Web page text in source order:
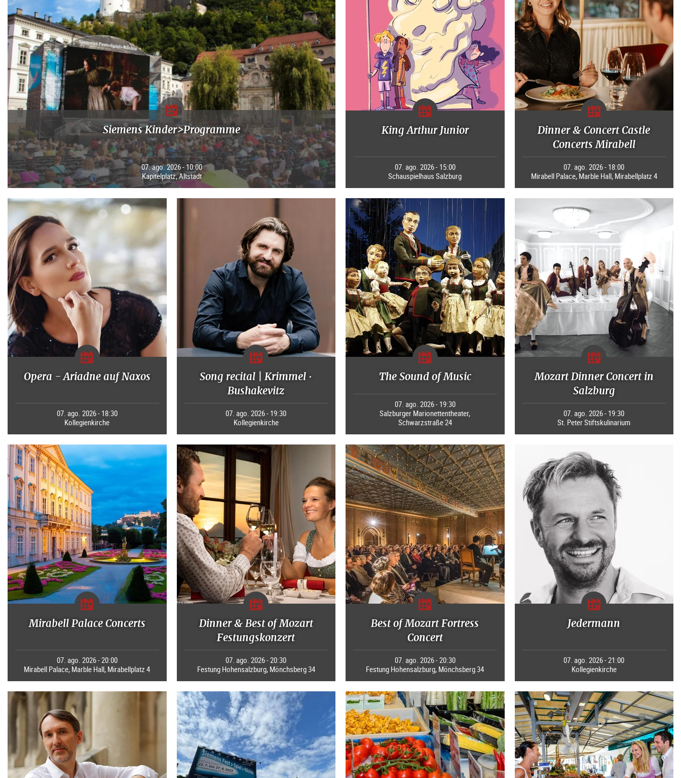
Siemens Kinder>Programme
07. ago. 2026 - 10:00
Kapitelplatz, Altstadt
King Arthur Junior
07. ago. 2026 - 15:00
Schauspielhaus Salzburg
Dinner & Concert Castle
Concerts Mirabell
07. ago. 2026 - 18:00
Mirabell Palace, Marble Hall, Mirabellplatz 4
Opera - Ariadne auf Naxos
07. ago. 2026 - 18:30
Kollegienkirche
Song recital | Krimmel ·
Bushakevitz
07. ago. 2026 - 19:30
Kollegienkirche
The Sound of Music
07. ago. 2026 - 19:30
Salzburger Marionettentheater,
Schwarzstraße 24
Mozart Dinner Concert in
Salzburg
07. ago. 2026 - 19:30
St. Peter Stiftskulinarium
Mirabell Palace Concerts
07. ago. 2026 - 20:00
Mirabell Palace, Marble Hall, Mirabellplatz 4
Dinner & Best of Mozart
Festungskonzert
07. ago. 2026 - 20:30
Festung Hohensalzburg, Mönchsberg 34
Best of Mozart Fortress
Concert
07. ago. 2026 - 20:30
Festung Hohensalzburg, Mönchsberg 34
Jedermann
07. ago. 2026 - 21:00
Kollegienkirche